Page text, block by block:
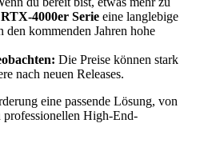
RTX-4000er Serie eine langlebige
den kommenden Jahren hohe
Die Preise können stark
nach neuen Releases.
eine passende Lösung, von
High-End-